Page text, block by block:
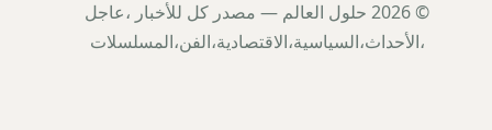
© 2026 حلول العالم — مصدر كل للأخبار ،عاجل
،الأحداث،السياسية،الاقتصادية،الفن،المسلسلات